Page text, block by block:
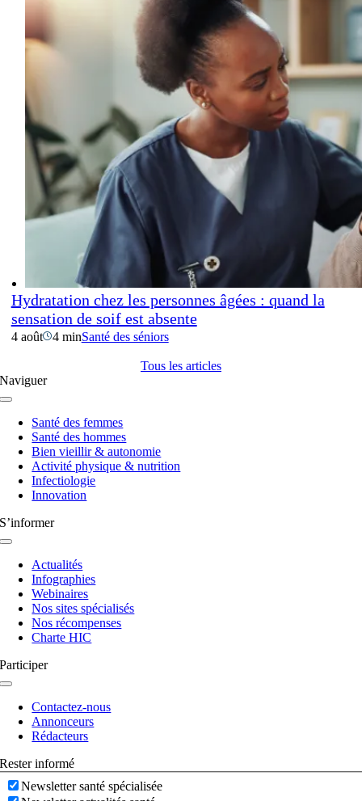
Hydratation chez les personnes âgées : quand la
sensation de soif est absente
4 août 4 minSanté des séniors
Tous les articles
Naviguer
Navigation
basculeSanté des femmes
Santé des hommes
Bien vieillir & autonomie
Activité physique & nutrition
Infectiologie
Innovation
S’informer
Navigation
basculeActualités
Infographies
Webinaires
Nos sites spécialisés
Nos récompenses
Charte HIC
Participer
Navigation
basculeContactez-nous
Annonceurs
Rédacteurs
Rester informé
Newsletter santé spécialisée